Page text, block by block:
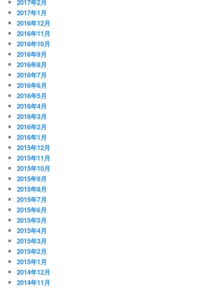
2017年2月
2017年1月
2016年12月
2016年11月
2016年10月
2016年9月
2016年8月
2016年7月
2016年6月
2016年5月
2016年4月
2016年3月
2016年2月
2016年1月
2015年12月
2015年11月
2015年10月
2015年9月
2015年8月
2015年7月
2015年6月
2015年5月
2015年4月
2015年3月
2015年2月
2015年1月
2014年12月
2014年11月